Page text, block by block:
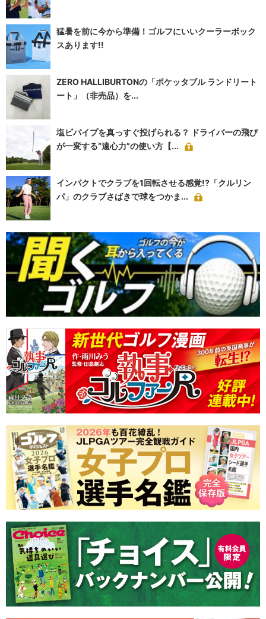
猛暑を前に今から準備！ゴルフにいいクーラーボック
スあります!!
ZERO HALLIBURTONの「ポケッタブル ランドリート
ート」（非売品）を...
塩ビパイプを真っすぐ投げられる？ ドライバーの飛び
が一変する“遠心力”の使い方【...
インパクトでクラブを1回転させる感覚!?「クルリン
パ」のクラブさばきで球をつかま...